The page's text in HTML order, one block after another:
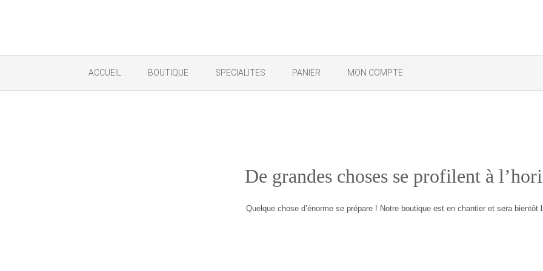
ACCUEIL BOUTIQUE SPECIALITES PANIER MON COMPTE
De grandes choses se profilent à
Quelque chose d’énorme se prépare ! Notre boutique est en chantier et sera bientôt